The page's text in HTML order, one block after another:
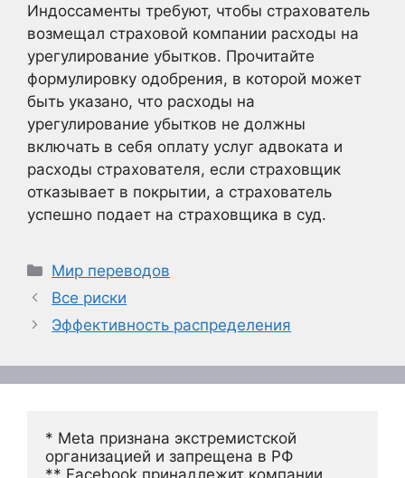
Индоссаменты требуют, чтобы страхователь
возмещал страховой компании расходы на
урегулирование убытков. Прочитайте
формулировку одобрения, в которой может
быть указано, что расходы на
урегулирование убытков не должны
включать в себя оплату услуг адвоката и
расходы страхователя, если страховщик
отказывает в покрытии, а страхователь
успешно подает на страховщика в суд.
Рубрики
Мир переводов
Все риски
Эффективность распределения
* Meta признана экстремистской
организацией и запрещена в РФ
** Facebook принадлежит компании